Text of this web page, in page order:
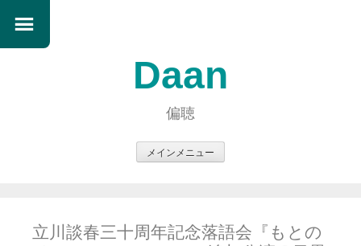
Daan
偏聴
メインメニュー
ン
立川談春三十周年記念落語会『もとの